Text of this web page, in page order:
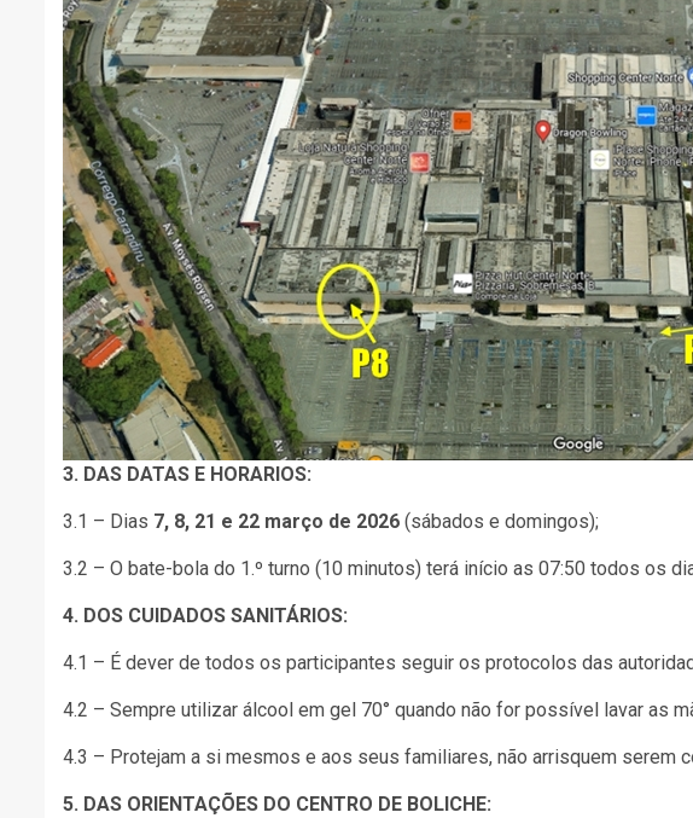
3. DAS DATAS E HORARIOS:
3.1 – Dias 7, 8, 21 e 22 março de 2026 (sábados e domingos);
3.2 – O bate-bola do 1.º turno (10 minutos) terá início as 07:50 todos os
4. DOS CUIDADOS SANITÁRIOS:
4.1 – É dever de todos os participantes seguir os protocolos das
4.2 – Sempre utilizar álcool em gel 70° quando não for possível lavar as
4.3 – Protejam a si mesmos e aos seus familiares, não arrisquem serem
5. DAS ORIENTAÇÕES DO CENTRO DE BOLICHE: